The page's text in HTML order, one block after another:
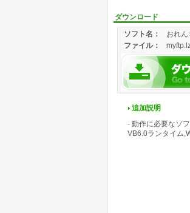
ダウンロード
ソフト名：
おれん
ファイル：
追加説明
- 動作に必要なソ
VB6.0ランタイム